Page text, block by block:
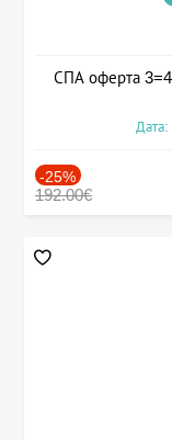
СПА оферта
-25%
192.00€